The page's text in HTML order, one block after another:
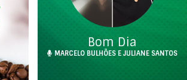
Bom Dia
MARCELO BULHÕES E JULIANE SANTOS